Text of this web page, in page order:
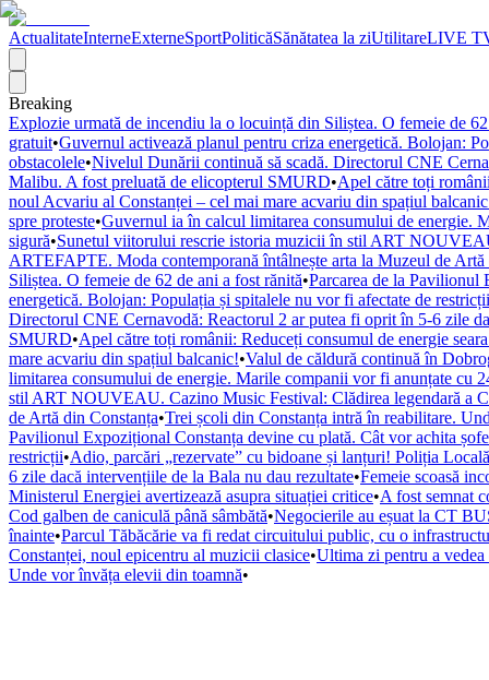
ActualitateInterneExterneSportPoliticăSănătatea la ziUtilitareLIVE
Breaking
Explozie urmată de incendiu la o locuință din Siliștea. O femeie de
gratuit•Guvernul activează planul pentru criza energetică. Bolojan:
obstacolele•Nivelul Dunării continuă să scadă. Directorul CNE
Malibu. A fost preluată de elicopterul SMURD•Apel către toți
noul Acvariu al Constanței – cel mai mare acvariu din spațiul
spre proteste•Guvernul ia în calcul limitarea consumului de energie.
sigură•Sunetul viitorului rescrie istoria muzicii în stil ART
ARTEFAPTE. Moda contemporană întâlnește arta la Muzeul de Artă
Siliștea. O femeie de 62 de ani a fost rănită•Parcarea de la Pavilionul
energetică. Bolojan: Populația și spitalele nu vor fi afectate de restricții
Directorul CNE Cernavodă: Reactorul 2 ar putea fi oprit în 5-6 zile
SMURD•Apel către toți românii: Reduceți consumul de energie
mare acvariu din spațiul balcanic!•Valul de căldură continuă în
limitarea consumului de energie. Marile companii vor fi anunțate cu
stil ART NOUVEAU. Cazino Music Festival: Clădirea legendară a
de Artă din Constanța•Trei școli din Constanța intră în reabilitare.
Pavilionul Expozițional Constanța devine cu plată. Cât vor achita
restricții•Adio, parcări „rezervate” cu bidoane și lanțuri! Poliția
6 zile dacă intervențiile de la Bala nu dau rezultate•Femeie scoasă
Ministerul Energiei avertizează asupra situației critice•A fost semnat
Cod galben de caniculă până sâmbătă•Negocierile au eșuat la CT
înainte•Parcul Tăbăcărie va fi redat circuitului public, cu o
Constanței, noul epicentru al muzicii clasice•Ultima zi pentru a
Unde vor învăța elevii din toamnă•